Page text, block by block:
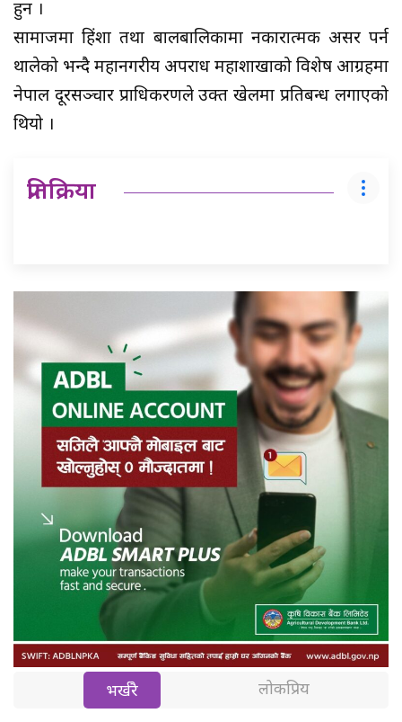
हुन ।
सामाजमा हिंशा तथा बालबालिकामा नकारात्मक असर पर्न
थालेको भन्दै महानगरीय अपराध महाशाखाको विशेष आग्रहमा
नेपाल दूरसञ्चार प्राधिकरणले उक्त खेलमा प्रतिबन्ध लगाएको
थियो ।
प्रतिक्रिया
भर्खरै लोकप्रिय